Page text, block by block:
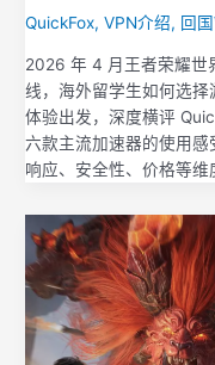
QuickFox,VPN介绍, 回
2026 年 4 月王者荣耀世
线，海外留学生如何选
体验出发，深度横评
六款主流加速器的使用
响应、安全性、价格等维